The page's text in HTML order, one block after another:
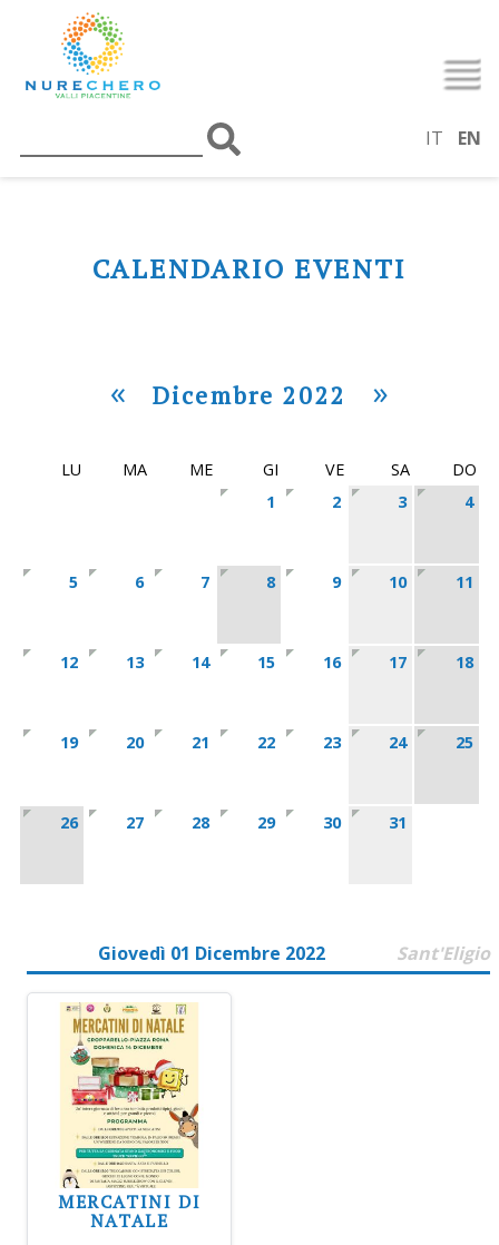
IT EN
CALENDARIO EVENTI
« Dicembre 2022 »
LU MA ME GI VE SA
DO
1
2 3 4
5 6 7 8 9 10 11
12 13 14 15 16 17 18
19 20 21 22 23 24 25
26 27 28 29 30 31
Giovedì 01 Dicembre 2022 Sant'Eligio
MERCATINI DI
NATALE